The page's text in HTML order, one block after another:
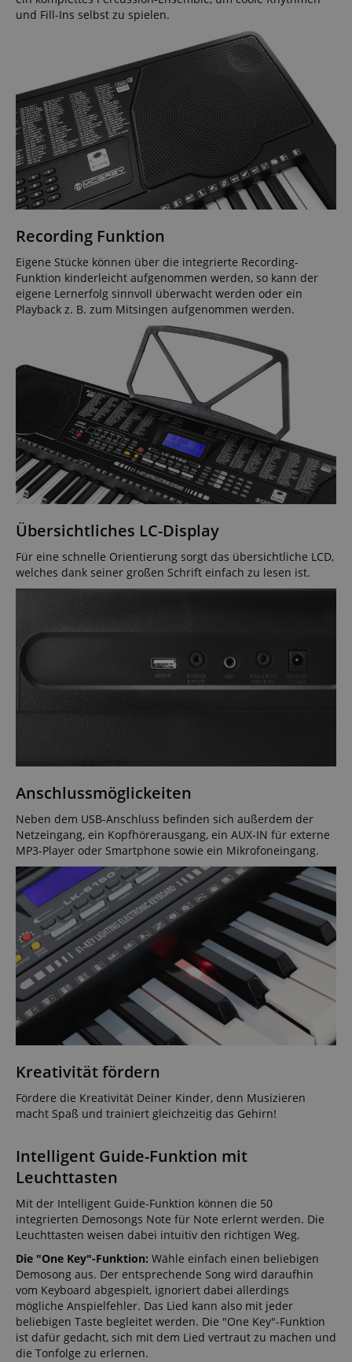
und Fill-Ins selbst zu spielen.
Recording Funktion
Eigene Stücke können über die integrierte Recording-
Funktion kinderleicht aufgenommen werden, so kann der
eigene Lernerfolg sinnvoll überwacht werden oder ein
Playback z. B. zum Mitsingen aufgenommen werden.
Übersichtliches LC-Display
Für eine schnelle Orientierung sorgt das übersichtliche LCD,
welches dank seiner großen Schrift einfach zu lesen ist.
Anschlussmöglickeiten
Neben dem USB-Anschluss befinden sich außerdem der
Netzeingang, ein Kopfhörerausgang, ein AUX-IN für externe
MP3-Player oder Smartphone sowie ein Mikrofoneingang.
Kreativität fördern
Fördere die Kreativität Deiner Kinder, denn Musizieren
macht Spaß und trainiert gleichzeitig das Gehirn!
Intelligent Guide-Funktion mit
Leuchttasten
Mit der Intelligent Guide-Funktion können die 50
integrierten Demosongs Note für Note erlernt werden. Die
Leuchttasten weisen dabei intuitiv den richtigen Weg.
Die "One Key"-Funktion: Wähle einfach einen beliebigen
Demosong aus. Der entsprechende Song wird daraufhin
vom Keyboard abgespielt, ignoriert dabei allerdings
mögliche Anspielfehler. Das Lied kann also mit jeder
beliebigen Taste begleitet werden. Die "One Key"-Funktion
ist dafür gedacht, sich mit dem Lied vertraut zu machen und
die Tonfolge zu erlernen.